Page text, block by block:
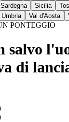
Sardegna Sicilia
Umbria Val d'Aosta
PONTEGGIO
salvo
di